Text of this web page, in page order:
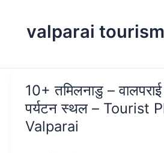
valparai tourism
10+ तमिलनाडु –
पर्यटन स्थल – Tourist
Valparai